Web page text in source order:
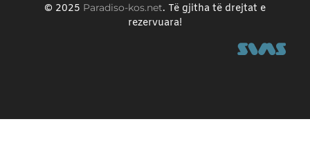
© 2025 Paradiso-kos.net. Të gjitha të drejtat e
rezervuara!